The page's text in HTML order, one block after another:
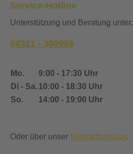
Service-Hotline
Unterstützung und Beratung unter:
04321 - 300989
Mo.
9:00 - 17:30 Uhr
Di - Sa. 10:00 - 18:30 Uhr
So.
14:00 - 19:00 Uhr
Oder über unser Kontaktformular.